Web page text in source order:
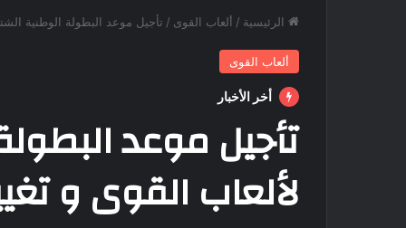
الرئيسية / ألعاب القوى / تأجيل موعد البطولة الوطنية
ألعاب القوى
أخر الأخبار
تأجيل موعد
لألعاب القوى و